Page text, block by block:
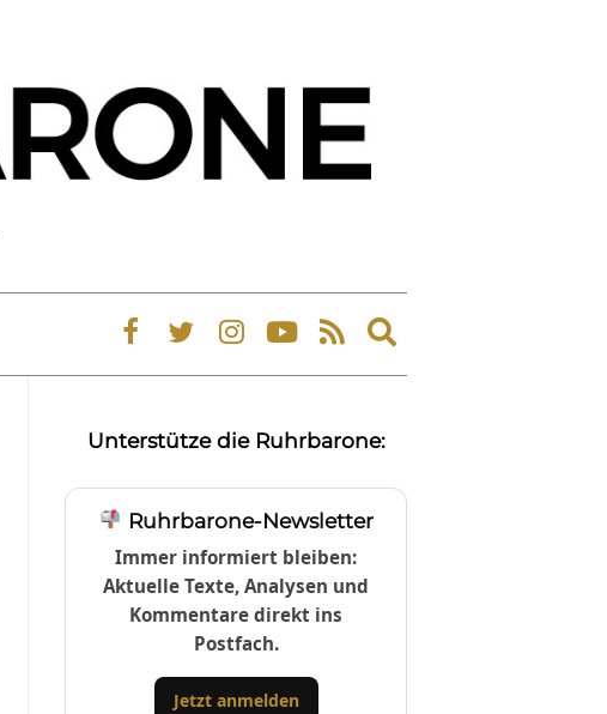
Expand
search
Unterstütze die Ruhrbarone:
Ruhrbarone-Newsletter
Immer informiert bleiben:
Aktuelle Texte, Analysen und
Kommentare direkt ins
Postfach.
Jetzt anmelden